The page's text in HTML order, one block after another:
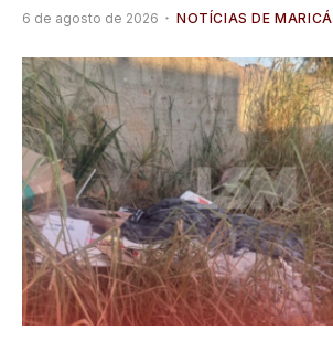
6 de agosto de 2026 NOTÍCIAS DE MARICÁ